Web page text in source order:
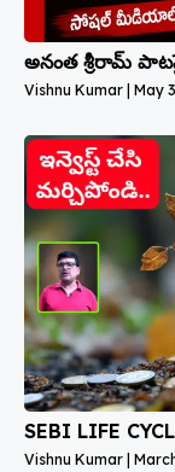
అనంత శ్రీరామ్
Vishnu Kumar May
SEBI LIFE
Vishnu Kumar